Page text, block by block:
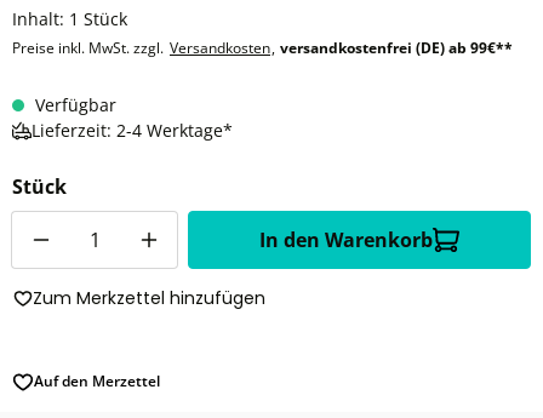
Inhalt: 1 Stück
Preise inkl. MwSt. zzgl. Versandkosten, versandkostenfrei (DE) ab 99€**
Verfügbar
Lieferzeit: 2-4 Werktage*
Stück
In den Warenkorb
Zum Merkzettel hinzufügen
Auf den Merzettel